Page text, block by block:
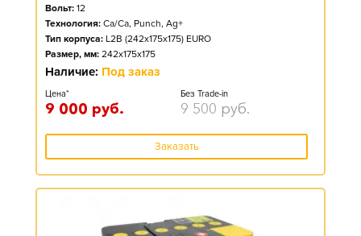
Вольт: 12
Технология: Ca/Ca, Punch, Ag+
Тип корпуса: L2B (242x175x175) EURO
Размер, мм: 242x175x175
Наличие: Под заказ
Цена*
9 000 руб.
Без Trade-in
9 500 руб.
Заказать